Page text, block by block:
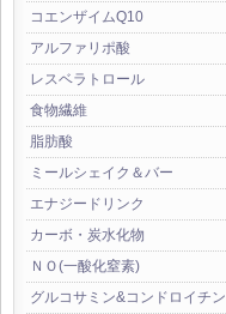
コエンザイムQ10
アルファリポ酸
レスベラトロール
食物繊維
脂肪酸
ミールシェイク＆バー
エナジードリンク
カーボ・炭水化物
ＮＯ(一酸化窒素)
グルコサミン&コンドロイチン